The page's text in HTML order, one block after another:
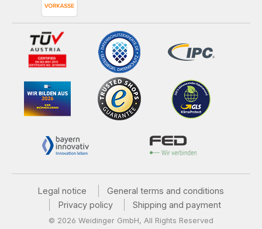
Legal notice
General terms and conditions
Privacy policy
Shipping and payment
© 2026 Weidinger GmbH, All Rights Reserved